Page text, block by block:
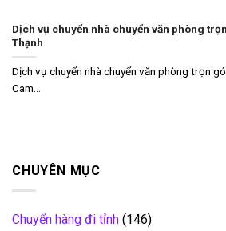
Dịch vụ chuyển nhà chuyển văn phòng
Thạnh
Dịch vụ chuyển nhà chuyển văn phòng trọn
Cam...
CHUYÊN MỤC
Chuyển hàng đi tỉnh (146)